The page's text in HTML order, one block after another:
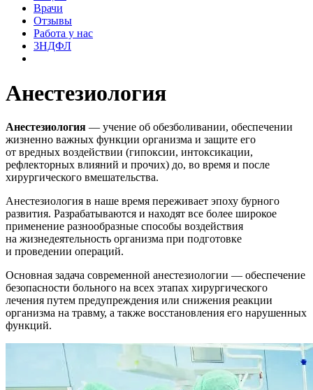
Врачи
Отзывы
Работа у нас
3НДФЛ
Анестезиология
Анестезиология — учение об обезболивании, обеспечении
жизненно важных функции организма и защите его
от вредных воздействии (гипоксии, интоксикации,
рефлекторных влияний и прочих) до, во время и после
хирургического вмешательства.
Анестезиология в наше время переживает эпоху бурного
развития. Разрабатываются и находят все более широкое
применение разнообразные способы воздействия
на жизнедеятельность организма при подготовке
и проведении операций.
Основная задача современной анестезиологии — обеспечение
безопасности больного на всех этапах хирургического
лечения путем предупреждения или снижения реакции
организма на травму, а также восстановления его нарушенных
функций.